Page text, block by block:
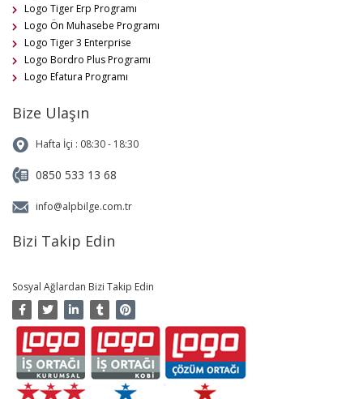
Logo Tiger Erp Programı
Logo Ön Muhasebe Programı
Logo Tiger 3 Enterprise
Logo Bordro Plus Programı
Logo Efatura Programı
Bize Ulaşın
Hafta İçi : 08:30 - 18:30
0850 533 13 68
info@alpbilge.com.tr
Bizi Takip Edin
Sosyal Ağlardan Bizi Takip Edin